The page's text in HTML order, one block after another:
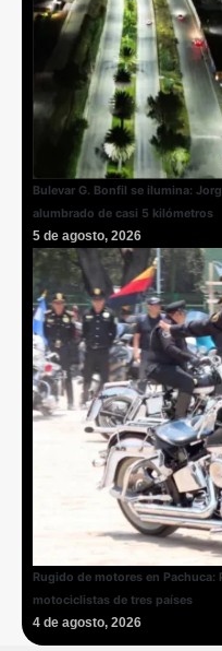
Bulevar G. Bonfil se ilumina:
alumbrado de casi 5 kilómetros
5 de agosto, 2026
Rugido de motores en Pachuca:
motociclistas de tres países
4 de agosto, 2026